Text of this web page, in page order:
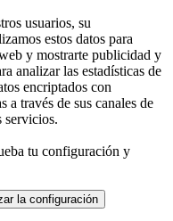
usuarios, su
estos datos para
y mostrarte publicidad y
analizar las estadísticas de
encriptados con
a través de sus canales de
servicios.
tu configuración y
la configuración